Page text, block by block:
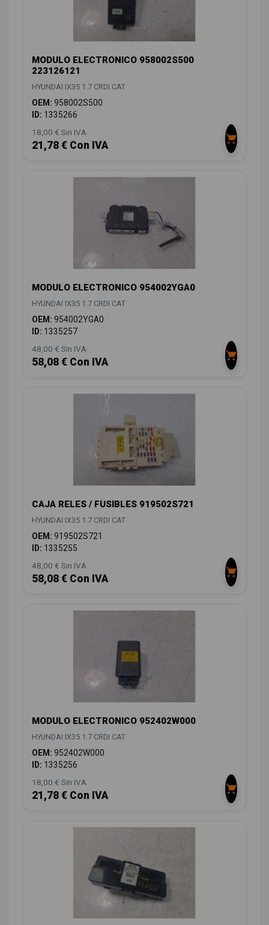
MODULO ELECTRONICO 958002S500
223126121
HYUNDAI IX35 1.7 CRDI CAT
OEM: 958002S500
ID: 1335266
18,00 € Sin IVA
21,78 € Con IVA
MODULO ELECTRONICO 954002YGA0
HYUNDAI IX35 1.7 CRDI CAT
OEM: 954002YGA0
ID: 1335257
48,00 € Sin IVA
58,08 € Con IVA
CAJA RELES / FUSIBLES 919502S721
HYUNDAI IX35 1.7 CRDI CAT
OEM: 919502S721
ID: 1335255
48,00 € Sin IVA
58,08 € Con IVA
MODULO ELECTRONICO 952402W000
HYUNDAI IX35 1.7 CRDI CAT
OEM: 952402W000
ID: 1335256
18,00 € Sin IVA
21,78 € Con IVA